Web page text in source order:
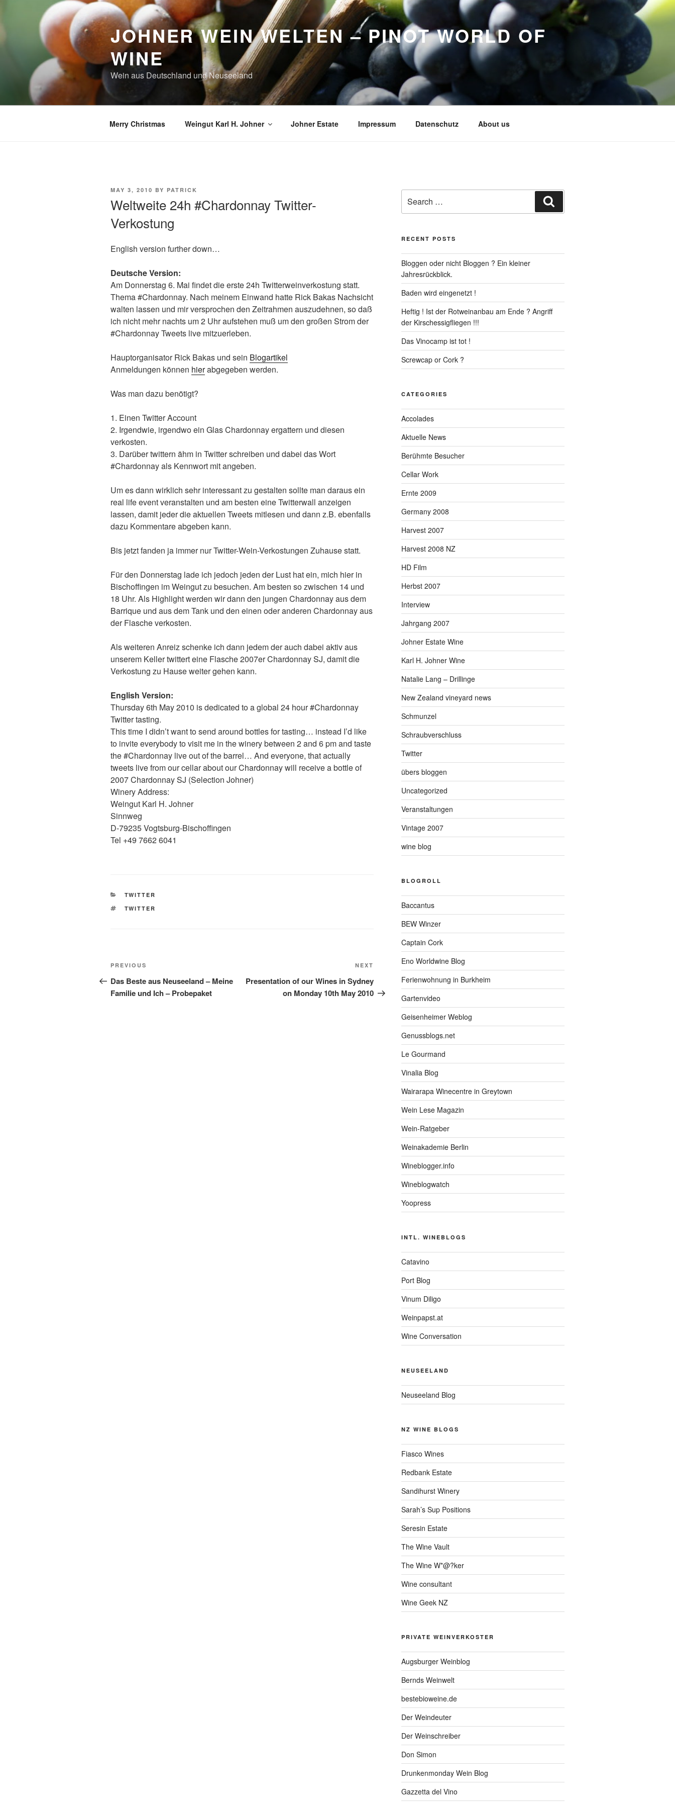
JOHNER WEIN WELTEN – PINOT WORLD OF
WINE
Wein aus Deutschland und Neuseeland
Merry Christmas Weingut Karl H. Johner Johner Estate Impressum Datenschutz About us
POSTED
MAY 3, 2010 BY PATRICK
Weltweite 24h #Chardonnay Twitter-
Verkostung
English version further down…
Deutsche Version:
Am Donnerstag 6. Mai findet die erste 24h Twitterweinverkostung statt.
Thema #Chardonnay. Nach meinem Einwand hatte Rick Bakas Nachsicht
walten lassen und mir versprochen den Zeitrahmen auszudehnen, so daß
ich nicht mehr nachts um 2 Uhr aufstehen muß um den großen Strom der
#Chardonnay Tweets live mitzuerleben.
Hauptorganisator Rick Bakas und sein Blogartikel
Anmeldungen können hierabgegeben werden.
Was man dazu benötigt?
1. Einen Twitter Account
2. Irgendwie, irgendwo ein Glas Chardonnay ergattern und diesen
verkosten.
3. Darüber twittern ähm in Twitter schreiben und dabei das Wort
#Chardonnay als Kennwort mit angeben.
Um es dann wirklich sehr interessant zu gestalten sollte man daraus ein
real life event veranstalten und am besten eine Twitterwall anzeigen
lassen, damit jeder die aktuellen Tweets mitlesen und dann z.B. ebenfalls
dazu Kommentare abgeben kann.
Bis jetzt fanden ja immer nur Twitter-Wein-Verkostungen Zuhause statt.
Für den Donnerstag lade ich jedoch jeden der Lust hat ein, mich hier in
Bischoffingen im Weingut zu besuchen. Am besten so zwischen 14 und
18 Uhr. Als Highlight werden wir dann den jungen Chardonnay aus dem
Barrique und aus dem Tank und den einen oder anderen Chardonnay aus
der Flasche verkosten.
Als weiteren Anreiz schenke ich dann jedem der auch dabei aktiv aus
unserem Keller twittert eine Flasche 2007er Chardonnay SJ, damit die
Verkostung zu Hause weiter gehen kann.
English Version:
Thursday 6th May 2010 is dedicated to a global 24 hour #Chardonnay
Twitter tasting.
This time I didn’t want to send around bottles for tasting… instead I’d like
to invite everybody to visit me in the winery between 2 and 6 pm and taste
the #Chardonnay live out of the barrel… And everyone, that actually
tweets live from our cellar about our Chardonnay will receive a bottle of
2007 Chardonnay SJ (Selection Johner)
Winery Address:
Weingut Karl H. Johner
Sinnweg
D-79235 Vogtsburg-Bischoffingen
Tel +49 7662 6041
CATEGORIES
TWITTER
TAGS
TWITTER
Post
navigation
Previous
Post
PREVIOUS
Das Beste aus Neuseeland – Meine
Familie und Ich – Probepaket
NEXT
Presentation of our Wines in Sydney
on Monday 10th May 2010
for:
RECENT POSTS
Bloggen oder nicht Bloggen ? Ein kleiner
Jahresrückblick.
Baden wird eingenetzt !
Heftig ! Ist der Rotweinanbau am Ende ? Angriff
der Kirschessigfliegen !!!
Das Vinocamp ist tot !
Screwcap or Cork ?
CATEGORIES
Accolades
Aktuelle News
Berühmte Besucher
Cellar Work
Ernte 2009
Germany 2008
Harvest 2007
Harvest 2008 NZ
HD Film
Herbst 2007
Interview
Jahrgang 2007
Johner Estate Wine
Karl H. Johner Wine
Natalie Lang – Drillinge
New Zealand vineyard news
Schmunzel
Schraubverschluss
Twitter
übers bloggen
Uncategorized
Veranstaltungen
Vintage 2007
wine blog
BLOGROLL
Baccantus
BEW Winzer
Captain Cork
Eno Worldwine Blog
Ferienwohnung in Burkheim
Gartenvideo
Geisenheimer Weblog
Genussblogs.net
Le Gourmand
Vinalia Blog
Wairarapa Winecentre in Greytown
Wein Lese Magazin
Wein-Ratgeber
Weinakademie Berlin
Wineblogger.info
Wineblogwatch
Yoopress
INTL. WINEBLOGS
Catavino
Port Blog
Vinum Diligo
Weinpapst.at
Wine Conversation
NEUSEELAND
Neuseeland Blog
NZ WINE BLOGS
Fiasco Wines
Redbank Estate
Sandihurst Winery
Sarah’s Sup Positions
Seresin Estate
The Wine Vault
The Wine W*@?ker
Wine consultant
Wine Geek NZ
PRIVATE WEINVERKOSTER
Augsburger Weinblog
Bernds Weinwelt
bestebioweine.de
Der Weindeuter
Der Weinschreiber
Don Simon
Drunkenmonday Wein Blog
Gazzetta del Vino